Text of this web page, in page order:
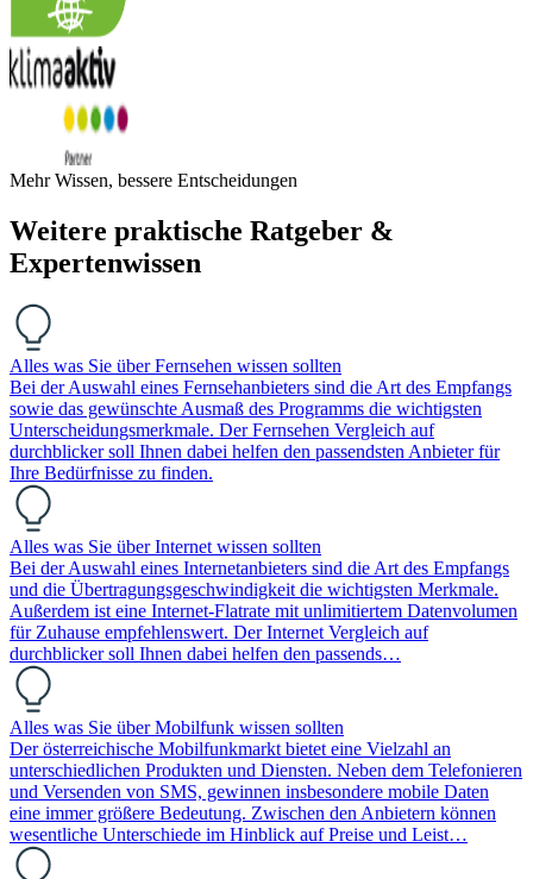
Mehr Wissen, bessere Entscheidungen
Weitere praktische Ratgeber &
Expertenwissen
Alles was Sie über Fernsehen wissen sollten
Bei der Auswahl eines Fernsehanbieters sind die Art des Empfangs
sowie das gewünschte Ausmaß des Programms die wichtigsten
Unterscheidungsmerkmale. Der Fernsehen Vergleich auf
durchblicker soll Ihnen dabei helfen den passendsten Anbieter für
Ihre Bedürfnisse zu finden.
Alles was Sie über Internet wissen sollten
Bei der Auswahl eines Internetanbieters sind die Art des Empfangs
und die Übertragungsgeschwindigkeit die wichtigsten Merkmale.
Außerdem ist eine Internet-Flatrate mit unlimitiertem Datenvolumen
für Zuhause empfehlenswert. Der Internet Vergleich auf
durchblicker soll Ihnen dabei helfen den passends…
Alles was Sie über Mobilfunk wissen sollten
Der österreichische Mobilfunkmarkt bietet eine Vielzahl an
unterschiedlichen Produkten und Diensten. Neben dem Telefonieren
und Versenden von SMS, gewinnen insbesondere mobile Daten
eine immer größere Bedeutung. Zwischen den Anbietern können
wesentliche Unterschiede im Hinblick auf Preise und Leist…